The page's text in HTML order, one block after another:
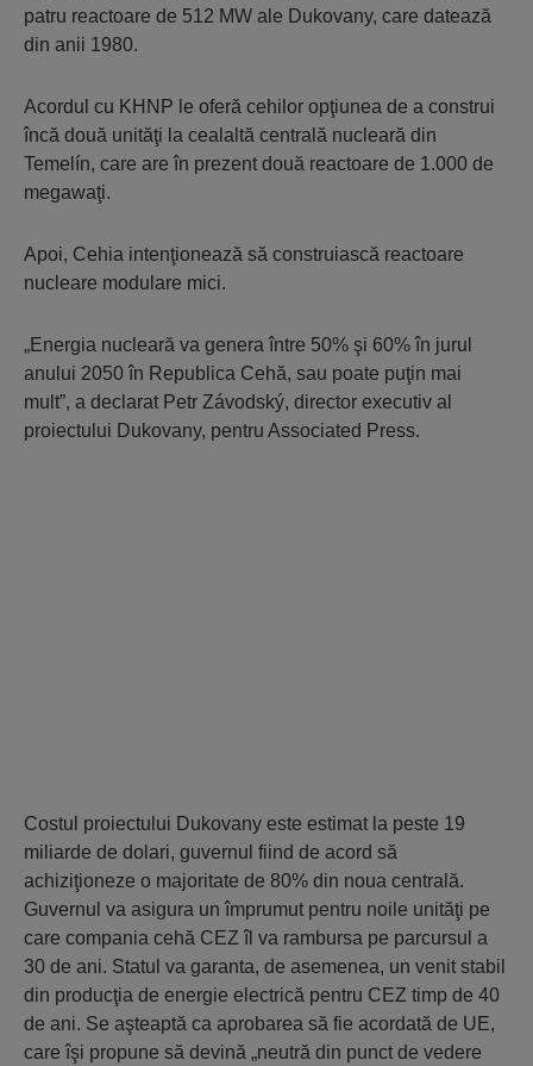
patru reactoare de 512 MW ale Dukovany, care datează
din anii 1980.
Acordul cu KHNP le oferă cehilor opţiunea de a construi
încă două unităţi la cealaltă centrală nucleară din
Temelín, care are în prezent două reactoare de 1.000 de
megawaţi.
Apoi, Cehia intenţionează să construiască reactoare
nucleare modulare mici.
„Energia nucleară va genera între 50% şi 60% în jurul
anului 2050 în Republica Cehă, sau poate puţin mai
mult”, a declarat Petr Závodský, director executiv al
proiectului Dukovany, pentru Associated Press.
Costul proiectului Dukovany este estimat la peste 19
miliarde de dolari, guvernul fiind de acord să
achiziţioneze o majoritate de 80% din noua centrală.
Guvernul va asigura un împrumut pentru noile unităţi pe
care compania cehă CEZ îl va rambursa pe parcursul a
30 de ani. Statul va garanta, de asemenea, un venit stabil
din producţia de energie electrică pentru CEZ timp de 40
de ani. Se aşteaptă ca aprobarea să fie acordată de UE,
care îşi propune să devină „neutră din punct de vedere